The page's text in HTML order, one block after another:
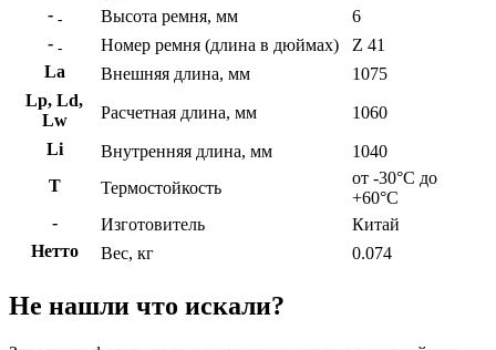
- - Высота ремня, мм
6
- - Номер ремня (длина в дюймах)
Z 41
La
Внешняя длина, мм
1075
Lp, Ld,
Lw
Расчетная длина, мм
1060
Li
Внутренняя длина, мм
1040
Т
Термостойкость
от -30°С до
+60°С
-
Изготовитель
Китай
Нетто
Вес, кг 0.074
Не нашли что искали?